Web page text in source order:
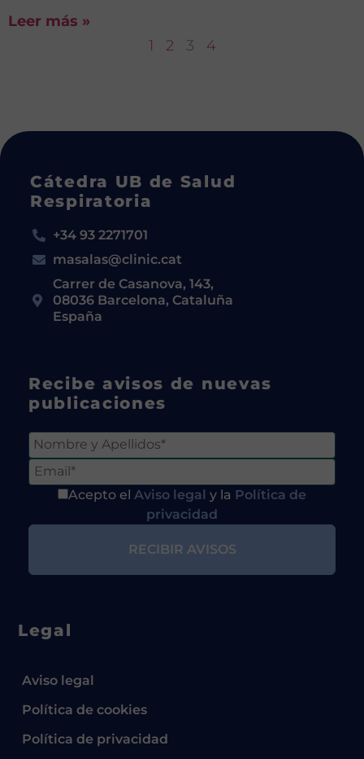
Leer más »
1
2 3 4
Cátedra UB de Salud
Respiratoria
+34 93 2271701
masalas@clinic.cat
Carrer de Casanova, 143,
08036 Barcelona, Cataluña
España
Recibe avisos de nuevas
publicaciones
Acepto el Aviso legal y la Política de
privacidad
Legal
Aviso legal
Política de cookies
Política de privacidad